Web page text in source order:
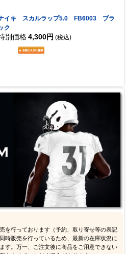
イキ スカルラップ5.0 FB6003 ブラ
ク
別価格 4,300円 (税込)
を行っております（予約、取り寄せ等の表記
時販売を行っているため、最新の在庫状況に
す。万一、ご注文後に商品をご用意できない